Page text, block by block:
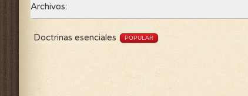
Archivos:
Doctrinas esenciales POPULAR